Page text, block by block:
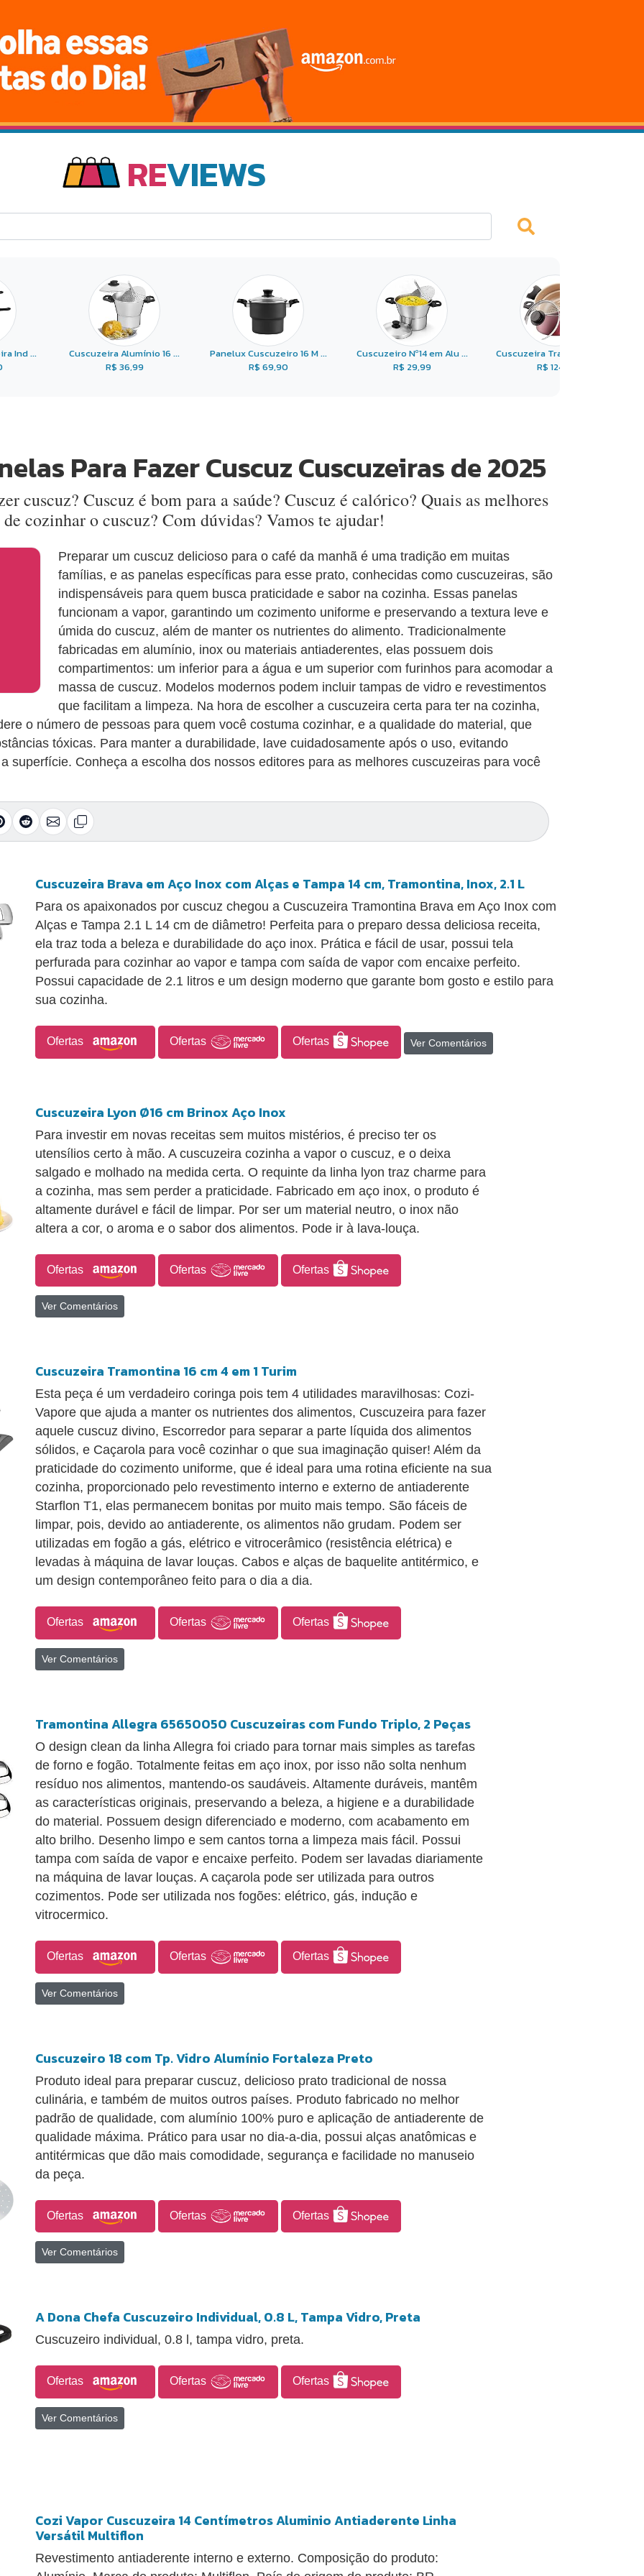
REVIEWS
Ind ...
Cuscuzeira Alumínio 16 ...
R$ 36,99
Panelux Cuscuzeiro 16 M ...
R$ 69,90
Cuscuzeiro Nº14 em Alu ...
R$ 29,99
Cuscuzeira Tramontina T ...
R$ 124,81
Para Fazer Cuscuz Cuscuzeiras de 2025
cuscuz? Cuscuz é bom para a saúde? Cuscuz é calórico? Quais as melhores
cozinhar o cuscuz? Com dúvidas? Vamos te ajudar!
Preparar um cuscuz delicioso para o café da manhã é uma tradição em muitas
famílias, e as panelas específicas para esse prato, conhecidas como cuscuzeiras, são
indispensáveis para quem busca praticidade e sabor na cozinha. Essas panelas
funcionam a vapor, garantindo um cozimento uniforme e preservando a textura leve e
úmida do cuscuz, além de manter os nutrientes do alimento. Tradicionalmente
fabricadas em alumínio, inox ou materiais antiaderentes, elas possuem dois
compartimentos: um inferior para a água e um superior com furinhos para acomodar a
massa de cuscuz. Modelos modernos podem incluir tampas de vidro e revestimentos
que facilitam a limpeza. Na hora de escolher a cuscuzeira certa para ter na cozinha,
o número de pessoas para quem você costuma cozinhar, e a qualidade do material, que
tóxicas. Para manter a durabilidade, lave cuidadosamente após o uso, evitando
superfície. Conheça a escolha dos nossos editores para as melhores cuscuzeiras para você
Cuscuzeira Brava em Aço Inox com Alças e Tampa 14 cm, Tramontina, Inox, 2.1 L
Para os apaixonados por cuscuz chegou a Cuscuzeira Tramontina Brava em Aço Inox com
Alças e Tampa 2.1 L 14 cm de diâmetro! Perfeita para o preparo dessa deliciosa receita,
ela traz toda a beleza e durabilidade do aço inox. Prática e fácil de usar, possui tela
perfurada para cozinhar ao vapor e tampa com saída de vapor com encaixe perfeito.
Possui capacidade de 2.1 litros e um design moderno que garante bom gosto e estilo para
sua cozinha.
Ofertas Ofertas Ofertas Ver Comentários
Cuscuzeira Lyon Ø16 cm Brinox Aço Inox
Para investir em novas receitas sem muitos mistérios, é preciso ter os
utensílios certo à mão. A cuscuzeira cozinha a vapor o cuscuz, e o deixa
salgado e molhado na medida certa. O requinte da linha lyon traz charme para
a cozinha, mas sem perder a praticidade. Fabricado em aço inox, o produto é
altamente durável e fácil de limpar. Por ser um material neutro, o inox não
altera a cor, o aroma e o sabor dos alimentos. Pode ir à lava-louça.
Ofertas Ofertas Ofertas
Ver Comentários
Cuscuzeira Tramontina 16 cm 4 em 1 Turim
Esta peça é um verdadeiro coringa pois tem 4 utilidades maravilhosas: Cozi-
Vapore que ajuda a manter os nutrientes dos alimentos, Cuscuzeira para fazer
aquele cuscuz divino, Escorredor para separar a parte líquida dos alimentos
sólidos, e Caçarola para você cozinhar o que sua imaginação quiser! Além da
praticidade do cozimento uniforme, que é ideal para uma rotina eficiente na sua
cozinha, proporcionado pelo revestimento interno e externo de antiaderente
Starflon T1, elas permanecem bonitas por muito mais tempo. São fáceis de
limpar, pois, devido ao antiaderente, os alimentos não grudam. Podem ser
utilizadas em fogão a gás, elétrico e vitrocerâmico (resistência elétrica) e
levadas à máquina de lavar louças. Cabos e alças de baquelite antitérmico, e
um design contemporâneo feito para o dia a dia.
Ofertas Ofertas Ofertas
Ver Comentários
Tramontina Allegra 65650050 Cuscuzeiras com Fundo Triplo, 2 Peças
O design clean da linha Allegra foi criado para tornar mais simples as tarefas
de forno e fogão. Totalmente feitas em aço inox, por isso não solta nenhum
resíduo nos alimentos, mantendo-os saudáveis. Altamente duráveis, mantêm
as características originais, preservando a beleza, a higiene e a durabilidade
do material. Possuem design diferenciado e moderno, com acabamento em
alto brilho. Desenho limpo e sem cantos torna a limpeza mais fácil. Possui
tampa com saída de vapor e encaixe perfeito. Podem ser lavadas diariamente
na máquina de lavar louças. A caçarola pode ser utilizada para outros
cozimentos. Pode ser utilizada nos fogões: elétrico, gás, indução e
vitrocermico.
Ofertas Ofertas Ofertas
Ver Comentários
Cuscuzeiro 18 com Tp. Vidro Alumínio Fortaleza Preto
Produto ideal para preparar cuscuz, delicioso prato tradicional de nossa
culinária, e também de muitos outros países. Produto fabricado no melhor
padrão de qualidade, com alumínio 100% puro e aplicação de antiaderente de
qualidade máxima. Prático para usar no dia-a-dia, possui alças anatômicas e
antitérmicas que dão mais comodidade, segurança e facilidade no manuseio
da peça.
Ofertas Ofertas Ofertas
Ver Comentários
A Dona Chefa Cuscuzeiro Individual, 0.8 L, Tampa Vidro, Preta
Cuscuzeiro individual, 0.8 l, tampa vidro, preta.
Ofertas Ofertas Ofertas
Ver Comentários
Cozi Vapor Cuscuzeira 14 Centímetros Aluminio Antiaderente Linha
Versátil Multiflon
Revestimento antiaderente interno e externo. Composição do produto: